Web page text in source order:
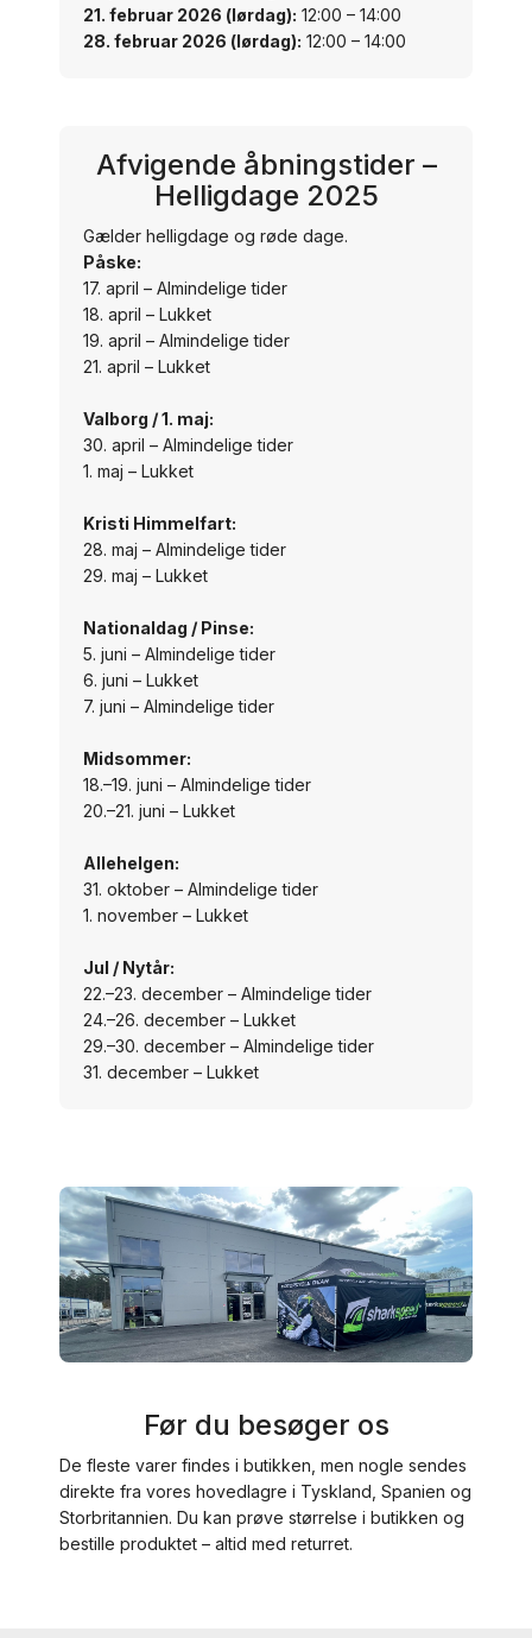
21. februar 2026 (lørdag): 12:00 – 14:00
28. februar 2026 (lørdag): 12:00 – 14:00
Afvigende åbningstider –
Helligdage 2025
Gælder helligdage og røde dage.
Påske:
17. april – Almindelige tider
18. april – Lukket
19. april – Almindelige tider
21. april – Lukket
Valborg / 1. maj:
30. april – Almindelige tider
1. maj – Lukket
Kristi Himmelfart:
28. maj – Almindelige tider
29. maj – Lukket
Nationaldag / Pinse:
5. juni – Almindelige tider
6. juni – Lukket
7. juni – Almindelige tider
Midsommer:
18.–19. juni – Almindelige tider
20.–21. juni – Lukket
Allehelgen:
31. oktober – Almindelige tider
1. november – Lukket
Jul / Nytår:
22.–23. december – Almindelige tider
24.–26. december – Lukket
29.–30. december – Almindelige tider
31. december – Lukket
Før du besøger os
De fleste varer findes i butikken, men nogle sendes
direkte fra vores hovedlagre i Tyskland, Spanien og
Storbritannien. Du kan prøve størrelse i butikken og
bestille produktet – altid med returret.